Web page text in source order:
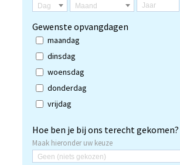
Dag Maand
Gewenste opvangdagen
maandag
dinsdag
woensdag
donderdag
vrijdag
Hoe ben je bij ons terecht
Maak hieronder uw keuze
Geen (niets gekozen)